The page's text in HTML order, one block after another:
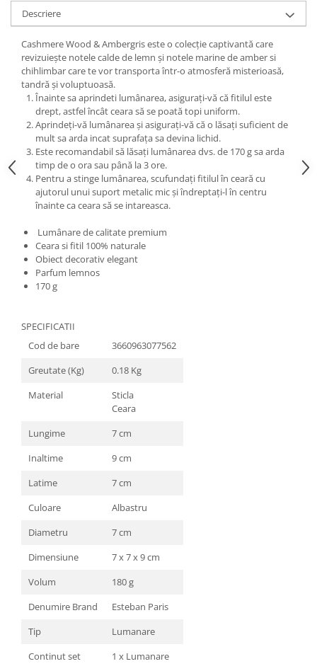
Descriere
Cashmere Wood & Ambergris este o colecție captivantă care
revizuiește notele calde de lemn și notele marine de amber si
chihlimbar care te vor transporta într-o atmosferă misterioasă,
tandră și voluptuoasă.
Înainte sa aprindeti lumânarea, asigurați-vă că fitilul este
drept, astfel încât ceara să se poată topi uniform.
Aprindeți-vă lumânarea și asigurați-vă că o lăsați suficient de
mult sa arda incat suprafața sa devina lichid.
Este recomandabil să lăsați lumânarea dvs. de 170 g sa arda
timp de o ora sau până la 3 ore.
Pentru a stinge lumânarea, scufundați fitilul în ceară cu
ajutorul unui suport metalic mic și îndreptați-l în centru
înainte ca ceara să se intareasca.
Lumânare de calitate premium
Ceara si fitil 100% naturale
Obiect decorativ elegant
Parfum lemnos
170 g
SPECIFICATII
Cod de bare
3660963077562
Greutate (Kg)
0.18 Kg
Material
Sticla
Ceara
Lungime
7 cm
Inaltime
9 cm
Latime
7 cm
Culoare
Albastru
Diametru
7 cm
Dimensiune
7 x 7 x 9 cm
Volum
180 g
Denumire Brand
Esteban Paris
Tip
Lumanare
Continut set
1 x Lumanare